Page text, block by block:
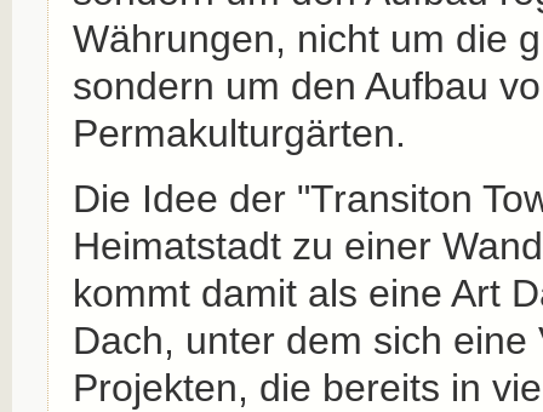
Währungen, nicht um die
sondern um den Aufbau
Permakulturgärten.
Die Idee der "Transiton
Heimatstadt zu einer
kommt damit als eine Art
Dach, unter dem sich eine
Projekten, die bereits in